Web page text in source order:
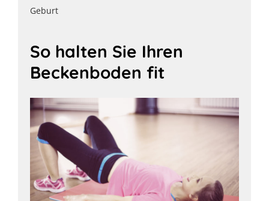
Geburt
So halten Sie Ihren
Beckenboden fit